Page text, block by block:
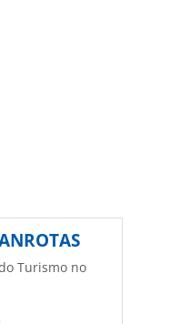
Turismo no